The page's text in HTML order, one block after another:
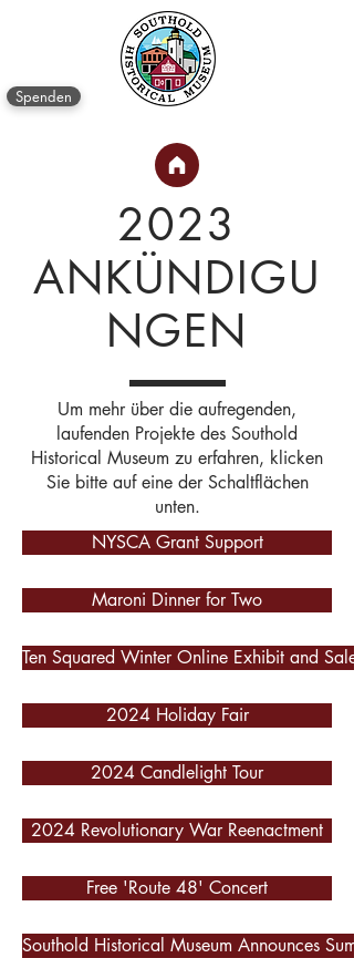
Spenden
2023
ANKÜNDIGU
NGEN
Um mehr über die aufregenden,
laufenden Projekte des Southold
Historical Museum zu erfahren, klicken
Sie bitte auf eine der Schaltflächen
unten.
NYSCA Grant Support
Maroni Dinner for Two
Ten Squared Winter Online Exhibit and Sale
2024 Holiday Fair
2024 Candlelight Tour
2024 Revolutionary War Reenactment
Free 'Route 48' Concert
Southold Historical Museum Announces